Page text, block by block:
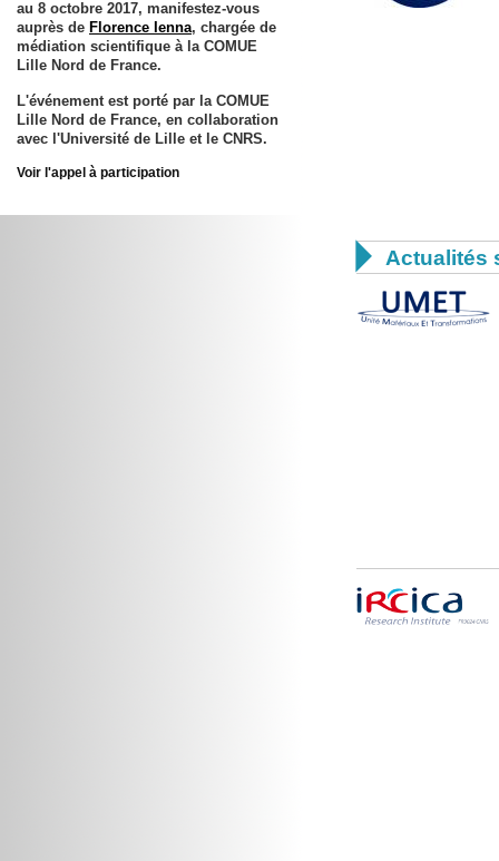
au 8 octobre 2017, manifestez-vous
auprès de Florence Ienna, chargée de
médiation scientifique à la COMUE
Lille Nord de France.
L'événement est porté par la COMUE
Lille Nord de France, en collaboration
avec l'Université de Lille et le CNRS.
Voir l'appel à participation
 Actualités